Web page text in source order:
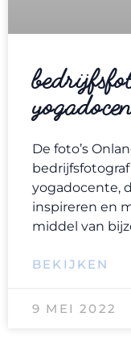
De foto’s
yogadocente,
inspireren en
middel van
BEKIJKEN
9 MEI 2022